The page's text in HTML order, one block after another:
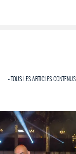
+ TOUS LES ARTICLES CONTENUS